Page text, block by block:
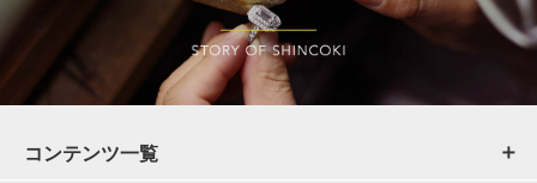
コンテンツ一覧